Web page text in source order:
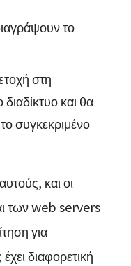
το
στη
και θα
συγκεκριμένο
και οι
των web servers
για
διαφορετική